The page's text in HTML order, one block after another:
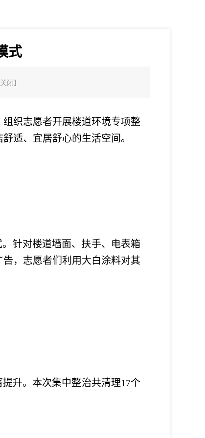
式
关闭】
织志愿者开展楼道环境专项整
适、宜居舒心的生活空间。
针对楼道墙面、扶手、电表箱
，志愿者们利用大白涂料对其
升。本次集中整治共清理17个